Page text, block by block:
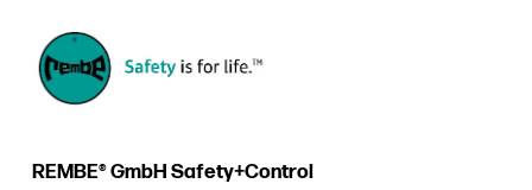
REMBE® GmbH Safety+Control